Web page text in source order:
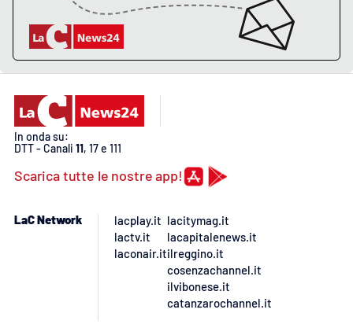
EDIZIONI
LOCALI
Catanzaro
Crotone
Vibo Valentia
In onda su:
DTT - Canali 11, 17 e 111
Scarica tutte le nostre app!
LaC Network
lacplay.it
lactv.it
laconair.it
lacitymag.it
lacapitalenews.it
ilreggino.it
cosenzachannel.it
ilvibonese.it
catanzarochannel.it